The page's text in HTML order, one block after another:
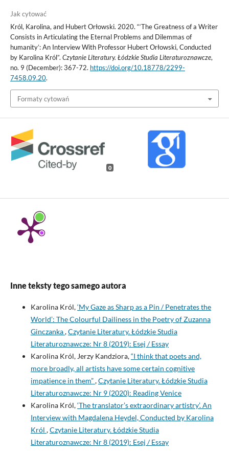
Jak cytować
Król, Karolina, and Hubert Orłowski. 2020. “‘The Greatness of a Writer
Consists in Articulating the Eternal Problems and Dilemmas of
humanity’: An Interview With Professor Hubert Orłowski, Conducted
by Karolina Król”. Czytanie Literatury. Łódzkie Studia Literaturoznawcze,
no. 9 (December): 367-72. https://doi.org/10.18778/2299-
7458.09.20.
Formaty cytowań
0
Inne teksty tego samego autora
Karolina Król,‘My Gaze as Sharp as a Pin / Penetrates the
World’: The Colourful Dailiness in the Poetry of Zuzanna
Ginczanka,Czytanie Literatury. Łódzkie Studia
Literaturoznawcze: Nr 8 (2019): Esej / Essay
Karolina Król, Jerzy Kandziora,“I think that poets and,
more broadly, all artists have some certain cognitive
impatience in them”,Czytanie Literatury. Łódzkie Studia
Literaturoznawcze: Nr 9 (2020): Reading Venice
Karolina Król,‘The translator’s extraordinary artistry’. An
Interview with Magdalena Heydel, Conducted by Karolina
Król ,Czytanie Literatury. Łódzkie Studia
Literaturoznawcze: Nr 8 (2019): Esej / Essay